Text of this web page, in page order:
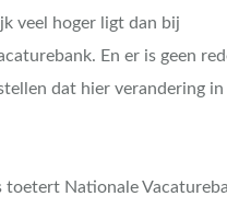
veel hoger ligt dan bij
En er is geen
dat hier verandering in
toetert Nationale